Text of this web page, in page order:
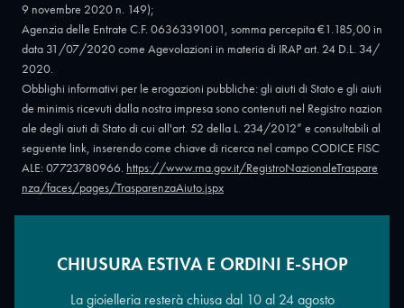
9 novembre 2020 n. 149);
Agenzia delle Entrate C.F. 06363391001, somma percepita €1.185,00 in
data 31/07/2020 come Agevolazioni in materia di IRAP art. 24 D.L. 34/
2020.
Obblighi informativi per le erogazioni pubbliche: gli aiuti di Stato e gli aiuti
de minimis ricevuti dalla nostra impresa sono contenuti nel Registro nazion
ale degli aiuti di Stato di cui all'art. 52 della L. 234/2012” e consultabili al
seguente link, inserendo come chiave di ricerca nel campo CODICE FISC
ALE: 07723780966. https://www.rna.gov.it/RegistroNazionaleTraspare
nza/faces/pages/TrasparenzaAiuto.jspx
Copyright © 2026 - Oreficeria Enrico Sali Conti e C. snc - Partita IVA
CHIUSURA ESTIVA E ORDINI E-SHOP
La gioielleria resterà chiusa dal 10 al 24 agosto